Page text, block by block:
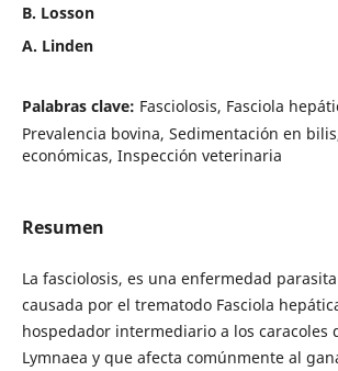
B. Losson
A. Linden
Palabras clave: Fasciolosis, Fasciola
Prevalencia bovina, Sedimentación en
económicas, Inspección veterinaria
Resumen
La fasciolosis, es una enfermedad
causada por el trematodo Fasciola
hospedador intermediario a los caracoles
Lymnaea y que afecta comúnmente al